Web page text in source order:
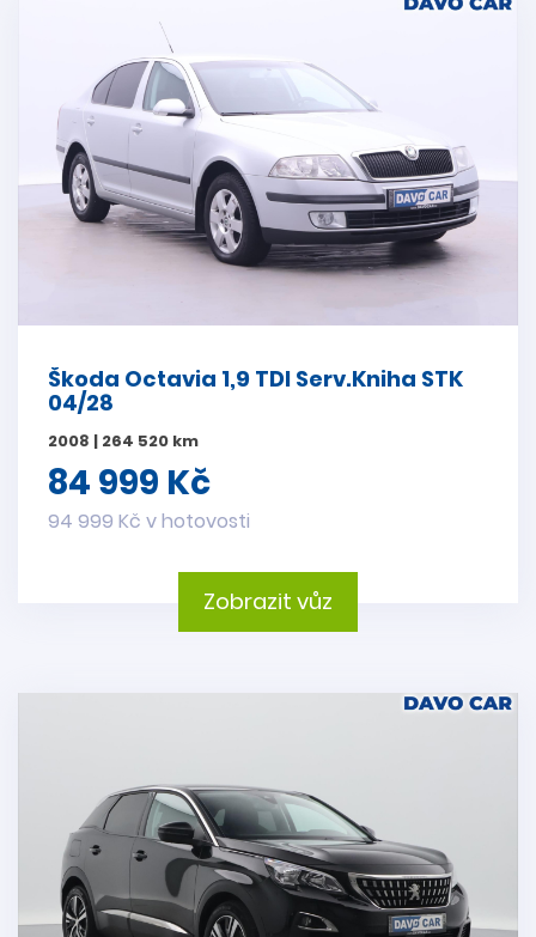
Škoda Octavia 1,9 TDI Serv.Kniha STK
04/28
2008 | 264 520 km
84 999 Kč
94 999 Kč v hotovosti
Zobrazit vůz